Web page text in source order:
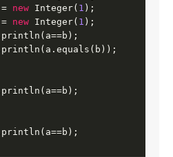
new Integer( 1 );
new Integer( 1 );